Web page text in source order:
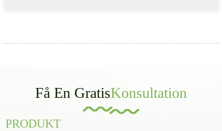
Få En GratisKonsultation
PRODUKT